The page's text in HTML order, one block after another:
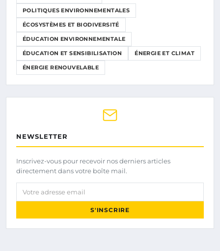
POLITIQUES ENVIRONNEMENTALES
ÉCOSYSTÈMES ET BIODIVERSITÉ
ÉDUCATION ENVIRONNEMENTALE
ÉDUCATION ET SENSIBILISATION ÉNERGIE ET CLIMAT
ÉNERGIE RENOUVELABLE
NEWSLETTER
Inscrivez-vous pour recevoir nos derniers articles
directement dans votre boîte mail.
Votre adresse email
S'INSCRIRE